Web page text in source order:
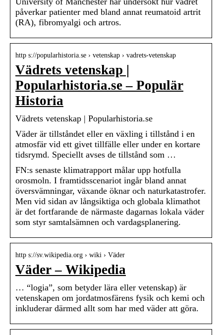
påverkar patienter med bland annat reumatoid artrit
(RA), fibromyalgi och artros.
http s://popularhistoria.se › vetenskap › vadrets-vetenskap
Vädrets vetenskap |
Popularhistoria.se – Populär
Historia
Vädrets vetenskap | Popularhistoria.se
Väder är tillståndet eller en växling i tillstånd i en
atmosfär vid ett givet tillfälle eller under en kortare
tidsrymd. Speciellt avses de tillstånd som …
FN:s senaste klimatrapport målar upp hotfulla
orosmoln. I fram­tidsscenariot ingår bland annat
översvämningar, växande öknar och naturkatastrofer.
Men vid sidan av långsiktiga och globala klimat­hot
är det fortfarande de närmaste dagarnas lokala väder
som styr samtalsämnen och vardagsplanering.
http s://sv.wikipedia.org › wiki › Väder
Väder – Wikipedia
… “logia”, som betyder lära eller vetenskap) är
vetenskapen om jordatmosfärens fysik och kemi och
inkluderar därmed allt som har med väder att göra.